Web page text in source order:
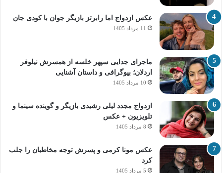
عکس ازدواج اما رابرتز بازیگر جوان با کودی جان
11 مرداد 1405
ماجرای جدایی سپهر خلسه از همسرش نیلوفر
اردلان؛ بیوگرافی و داستان آشنایی
10 مرداد 1405
ازدواج مجدد لیلی رشیدی بازیگر و گوینده سینما و
تلویزیون + عکس
8 مرداد 1405
عکس مونا کرمی و پسرش توجه مخاطبان را جلب
کرد
5 مرداد 1405